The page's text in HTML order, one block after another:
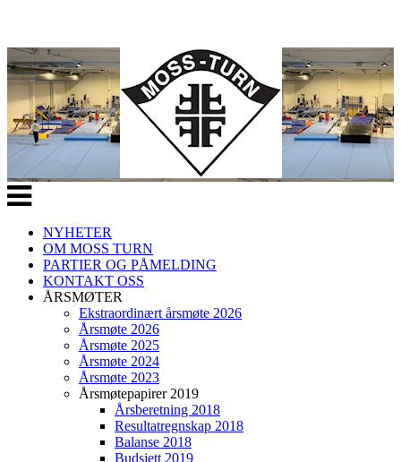
Veksle
navigasjon
NYHETER
OM MOSS TURN
PARTIER OG PÅMELDING
KONTAKT OSS
ÅRSMØTER
Ekstraordinært årsmøte 2026
Årsmøte 2026
Årsmøte 2025
Årsmøte 2024
Årsmøte 2023
Årsmøtepapirer 2019
Årsberetning 2018
Resultatregnskap 2018
Balanse 2018
Budsjett 2019